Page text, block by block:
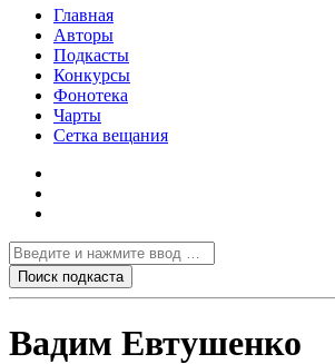
Главная
Авторы
Подкасты
Конкурсы
Фонотека
Чарты
Сетка вещания
Вадим Евтушенко